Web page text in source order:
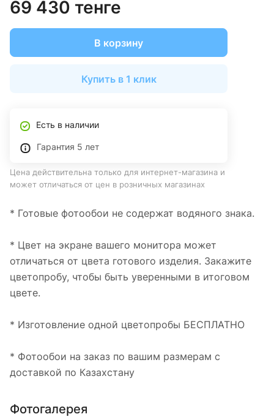
69 430 тенге
В корзину
Купить в 1 клик
Есть в наличии
Гарантия 5 лет
Цена действительна только для интернет-магазина и
может отличаться от цен в розничных магазинах
* Готовые фотообои не содержат водяного знака.
* Цвет на экране вашего монитора может
отличаться от цвета готового изделия. Закажите
цветопробу, чтобы быть уверенными в итоговом
цвете.
* Изготовление одной цветопробы БЕСПЛАТНО
* Фотообои на заказ по вашим размерам с
доставкой по Казахстану
Фотогалерея